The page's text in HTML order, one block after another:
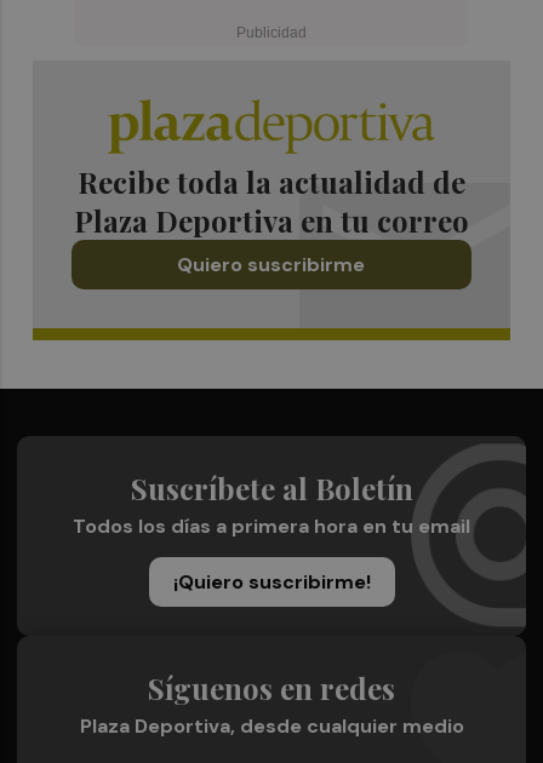
Recibe toda la actualidad de
Plaza Deportiva en tu correo
Quiero suscribirme
Suscríbete al Boletín
Todos los días a primera hora en tu email
¡Quiero suscribirme!
Síguenos en redes
Plaza Deportiva, desde cualquier medio